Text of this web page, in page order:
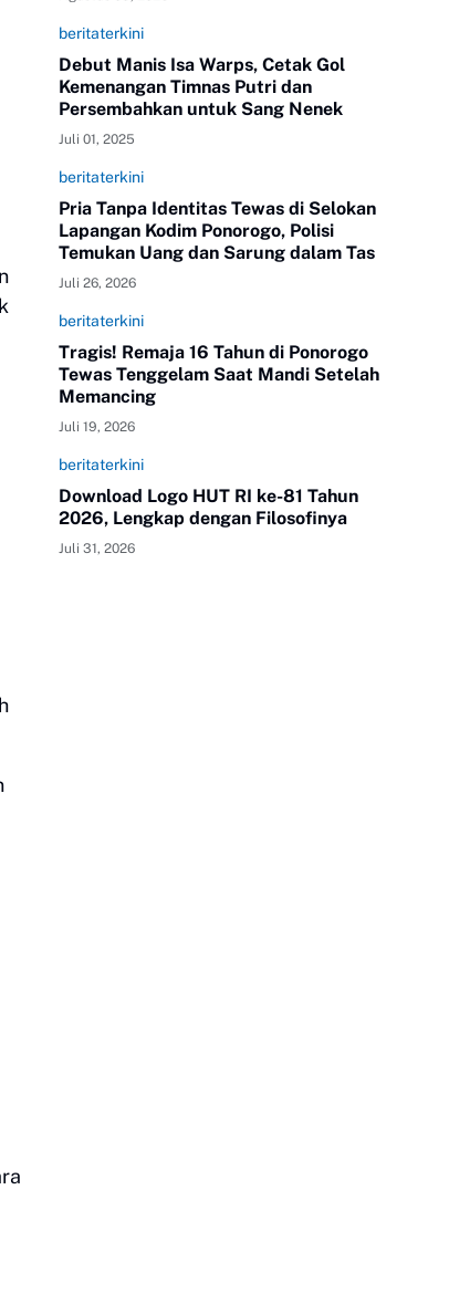
beritaterkini
Debut Manis Isa Warps, Cetak Gol
Kemenangan Timnas Putri dan
Persembahkan untuk Sang Nenek
Juli 01, 2025
beritaterkini
Pria Tanpa Identitas Tewas di Selokan
Lapangan Kodim Ponorogo, Polisi
Temukan Uang dan Sarung dalam Tas
Juli 26, 2026
beritaterkini
Tragis! Remaja 16 Tahun di Ponorogo
Tewas Tenggelam Saat Mandi Setelah
Memancing
Juli 19, 2026
beritaterkini
Download Logo HUT RI ke-81 Tahun
2026, Lengkap dengan Filosofinya
Juli 31, 2026